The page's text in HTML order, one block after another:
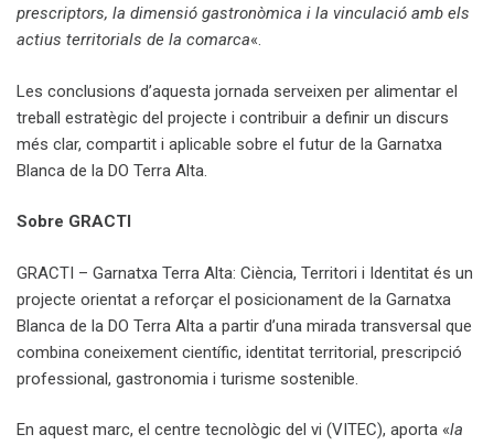
prescriptors, la dimensió gastronòmica i la vinculació amb els
actius territorials de la comarca«.
Les conclusions d’aquesta jornada serveixen per alimentar el
treball estratègic del projecte i contribuir a definir un discurs
més clar, compartit i aplicable sobre el futur de la Garnatxa
Blanca de la DO Terra Alta.
Sobre GRACTI
GRACTI – Garnatxa Terra Alta: Ciència, Territori i Identitat és un
projecte orientat a reforçar el posicionament de la Garnatxa
Blanca de la DO Terra Alta a partir d’una mirada transversal que
combina coneixement científic, identitat territorial, prescripció
professional, gastronomia i turisme sostenible.
En aquest marc, el centre tecnològic del vi (VITEC), aporta «la